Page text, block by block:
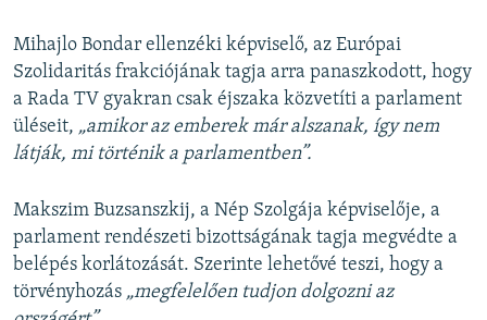
Mihajlo Bondar ellenzéki képviselő, az Európai
Szolidaritás frakciójának tagja arra panaszkodott, hogy
a Rada TV gyakran csak éjszaka közvetíti a parlament
üléseit, „amikor az emberek már alszanak, így nem
látják, mi történik a parlamentben”.
Makszim Buzsanszkij, a Nép Szolgája képviselője, a
parlament rendészeti bizottságának tagja megvédte a
belépés korlátozását. Szerinte lehetővé teszi, hogy a
törvényhozás „megfelelően tudjon dolgozni az